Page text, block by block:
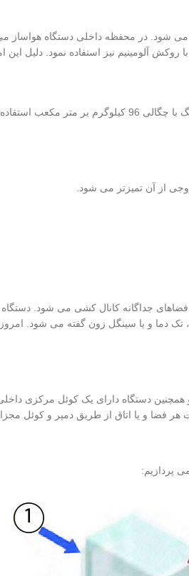
شود. در محفظه داخلی دستگاه هواساز
در عایق کاری هواساز هایژنیک از عایقی با جنس پلی یورتان یا پلی استایرن
از آن تمیزتر می شود.
جداگانه کانال کشی می شود.
دما و یا سینگل زون گفته می شود.
دستگاه دارای یک کوئل مرکزی
فضا و یا اتاق از طریق دمپر و کوئل
پردازیم: